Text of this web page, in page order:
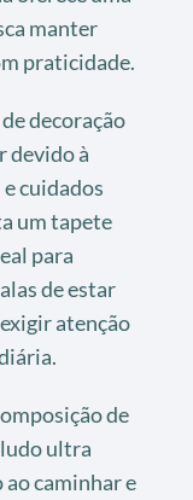
manter
praticidade.
decoração
devido à
cuidados
um tapete
para
de estar
atenção
de
ultra
caminhar e